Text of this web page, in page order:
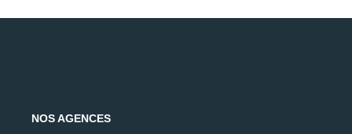
AFR IMMOBILIER Chatou - Location | Gestion | Syndic
NOS AGENCES